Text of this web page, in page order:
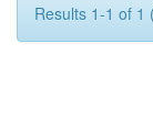
Results 1-1 of 1